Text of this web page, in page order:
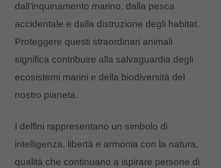
dall’inquinamento marino, dalla pesca
accidentale e dalla distruzione degli habitat.
Proteggere questi straordinari animali
significa contribuire alla salvaguardia degli
ecosistemi marini e della biodiversità del
nostro pianeta.
I delfini rappresentano un simbolo di
intelligenza, libertà e armonia con la natura,
qualità che continuano a ispirare persone di